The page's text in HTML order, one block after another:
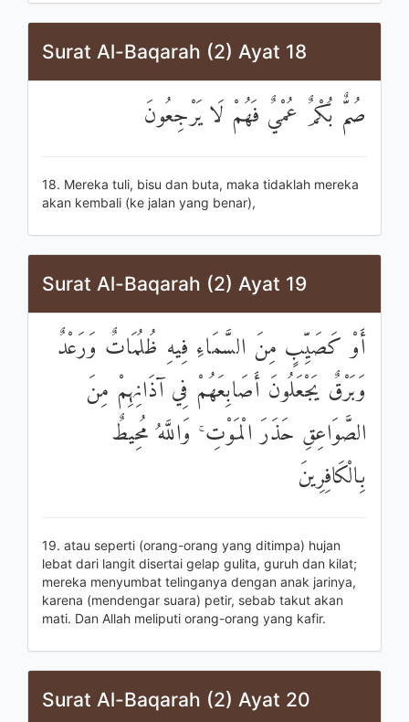
Surat Al-Baqarah (2) Ayat 18
صُمٌّ بُكْمٌ عُمْيٌ فَهُمْ لَا يَرْجِعُونَ
18. Mereka tuli, bisu dan buta, maka tidaklah mereka
akan kembali (ke jalan yang benar),
Surat Al-Baqarah (2) Ayat 19
أَوْ كَصَيِّبٍ مِنَ السَّمَاءِ فِيهِ ظُلُمَاتٌ وَرَعْدٌ
وَبَرْقٌ يَجْعَلُونَ أَصَابِعَهُمْ فِي آذَانِهِمْ مِنَ
الصَّوَاعِقِ حَذَرَ الْمَوْتِ ۚ وَاللَّهُ مُحِيطٌ
بِالْكَافِرِينَ
19. atau seperti (orang-orang yang ditimpa) hujan
lebat dari langit disertai gelap gulita, guruh dan kilat;
mereka menyumbat telinganya dengan anak jarinya,
karena (mendengar suara) petir, sebab takut akan
mati. Dan Allah meliputi orang-orang yang kafir.
Surat Al-Baqarah (2) Ayat 20